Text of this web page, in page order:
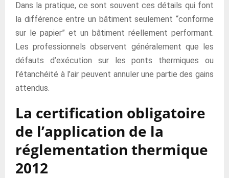
Dans la pratique, ce sont souvent ces détails qui font
la différence entre un bâtiment seulement “conforme
sur le papier” et un bâtiment réellement performant.
Les professionnels observent généralement que les
défauts d’exécution sur les ponts thermiques ou
l’étanchéité à l’air peuvent annuler une partie des gains
attendus.
La certification obligatoire
de l’application de la
réglementation thermique
2012